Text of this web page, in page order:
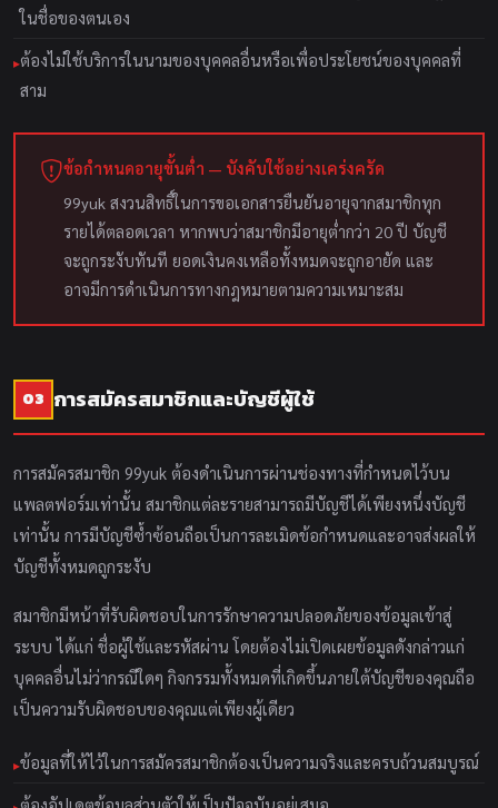
ในชื่อของตนเอง
ต้องไม่ใช้บริการในนามของบุคคลอื่นหรือเพื่อประโยชน์ของบุคคลที่
สาม
ข้อกำหนดอายุขั้นต่ำ — บังคับใช้อย่างเคร่งครัด
99yuk สงวนสิทธิ์ในการขอเอกสารยืนยันอายุจากสมาชิกทุก
รายได้ตลอดเวลา หากพบว่าสมาชิกมีอายุต่ำกว่า 20 ปี บัญชี
จะถูกระงับทันที ยอดเงินคงเหลือทั้งหมดจะถูกอายัด และ
อาจมีการดำเนินการทางกฎหมายตามความเหมาะสม
03 การสมัครสมาชิกและบัญชีผู้ใช้
การสมัครสมาชิก 99yuk ต้องดำเนินการผ่านช่องทางที่กำหนดไว้บน
แพลตฟอร์มเท่านั้น สมาชิกแต่ละรายสามารถมีบัญชีได้เพียงหนึ่งบัญชี
เท่านั้น การมีบัญชีซ้ำซ้อนถือเป็นการละเมิดข้อกำหนดและอาจส่งผลให้
บัญชีทั้งหมดถูกระงับ
สมาชิกมีหน้าที่รับผิดชอบในการรักษาความปลอดภัยของข้อมูลเข้าสู่
ระบบ ได้แก่ ชื่อผู้ใช้และรหัสผ่าน โดยต้องไม่เปิดเผยข้อมูลดังกล่าวแก่
บุคคลอื่นไม่ว่ากรณีใดๆ กิจกรรมทั้งหมดที่เกิดขึ้นภายใต้บัญชีของคุณถือ
เป็นความรับผิดชอบของคุณแต่เพียงผู้เดียว
ข้อมูลที่ให้ไว้ในการสมัครสมาชิกต้องเป็นความจริงและครบถ้วนสมบูรณ์